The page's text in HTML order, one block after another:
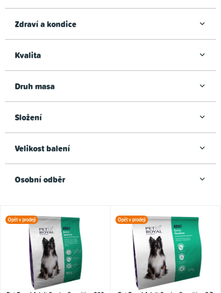
Zdraví a kondice
Kvalita
Druh masa
Složení
Velikost balení
Osobní odběr
V
ýOpět v prodeji Opět v prodeji